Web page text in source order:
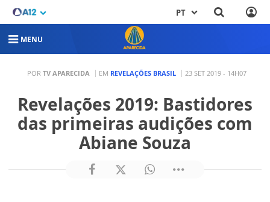
PT
MENU
POR TV APARECIDA EM REVELAÇÕES BRASIL 23 SET 2019 - 14H07
Revelações 2019: Bastidores
das primeiras audições com
Abiane Souza